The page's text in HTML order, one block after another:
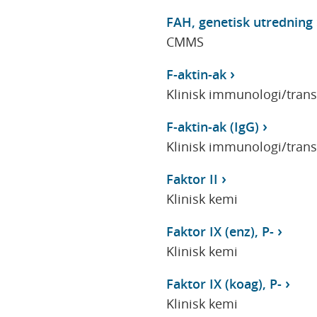
FAH, genetisk utredning
CMMS
F-aktin-ak
Klinisk immunologi/
F-aktin-ak (IgG)
Klinisk immunologi/
Faktor II
Klinisk kemi
Faktor IX (enz), P-
Klinisk kemi
Faktor IX (koag), P-
Klinisk kemi